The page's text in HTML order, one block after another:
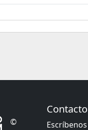
©
Contacto
Escríbenos